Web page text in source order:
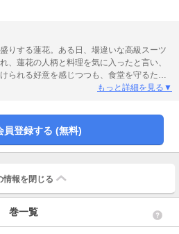
りする蓮花。ある日、場違いな高級スーツ
、蓮花の人柄と料理を気に入ったと言い、
られる好意を感じつつも、食堂を守るため
目を感じていた蓮花だがその苦しい経営状
っすぐに愛を伝えてくる壱哉の実直さに押
へ。しかし、彼には何か事情があるようで
もっと詳細を見る▼
員登録する (無料)
情報を 閉じる
巻一覧